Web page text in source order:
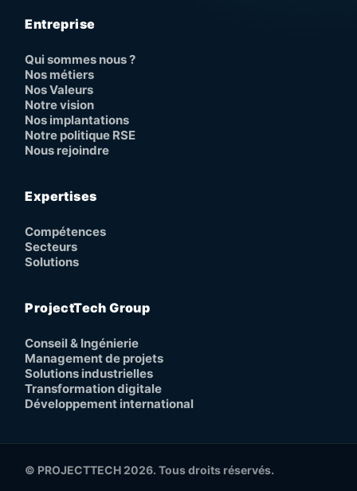
Entreprise
Qui sommes nous ?
Nos métiers
Nos Valeurs
Notre vision
Nos implantations
Notre politique RSE
Nous rejoindre
Expertises
Compétences
Secteurs
Solutions
ProjectTech Group
Conseil & Ingénierie
Management de projets
Solutions industrielles
Transformation digitale
Développement international
© PROJECTTECH 2026. Tous droits réservés.